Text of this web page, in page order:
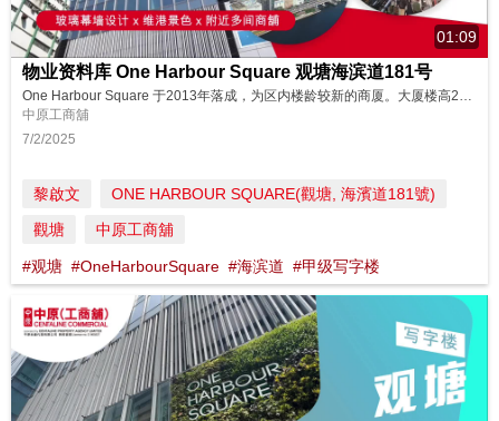
01:09
物业资料库 One Harbour Square 观塘海滨道181号
中原工商舖
7/2/2025
黎啟文
ONE HARBOUR SQUARE(觀塘, 海濱道181號)
觀塘
中原工商舖
#观塘 #OneHarbourSquare #海滨道 #甲级写字楼